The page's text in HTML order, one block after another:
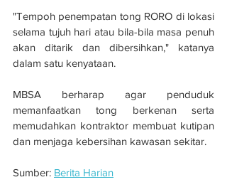
"Tempoh penempatan tong RORO di lokasi
selama tujuh hari atau bila-bila masa penuh
akan ditarik dan dibersihkan," katanya
dalam satu kenyataan.
MBSA berharap agar penduduk
memanfaatkan tong berkenan serta
memudahkan kontraktor membuat kutipan
dan menjaga kebersihan kawasan sekitar.
Sumber: Berita Harian